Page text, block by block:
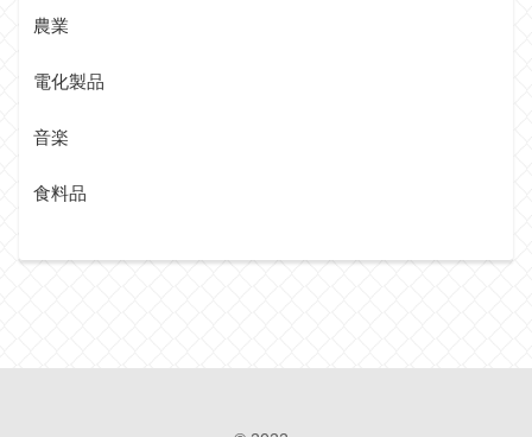
農業
電化製品
音楽
食料品